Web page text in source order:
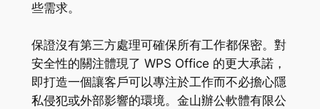
些需求。
保證沒有第三方處理可確保所有工作都保密。對
安全性的關注體現了 WPS Office 的更大承諾，
即打造一個讓客戶可以專注於工作而不必擔心隱
私侵犯或外部影響的環境。金山辦公軟體有限公